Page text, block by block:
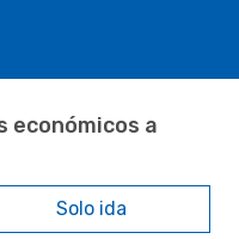
económicos a
Solo ida